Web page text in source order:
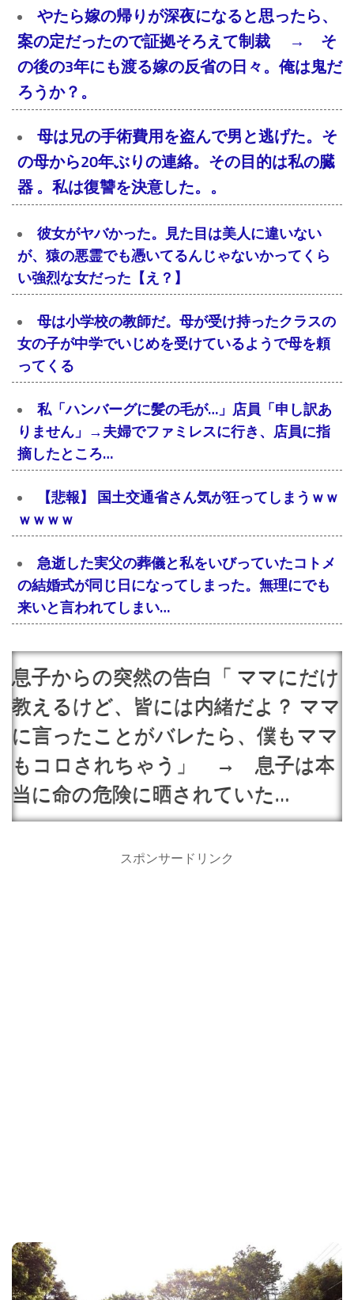
やたら嫁の帰りが深夜になると思ったら、
案の定だったので証拠そろえて制裁 → そ
の後の3年にも渡る嫁の反省の日々。俺は鬼だ
ろうか？。
母は兄の手術費用を盗んで男と逃げた。そ
の母から20年ぶりの連絡。その目的は私の臓
器 。私は復讐を決意した。。
彼女がヤバかった。見た目は美人に違いない
が、猿の悪霊でも憑いてるんじゃないかってくら
い強烈な女だった【え？】
母は小学校の教師だ。母が受け持ったクラスの
女の子が中学でいじめを受けているようで母を頼
ってくる
私「ハンバーグに髪の毛が…」店員「申し訳あ
りません」→夫婦でファミレスに行き、店員に指
摘したところ…
【悲報】 国土交通省さん気が狂ってしまうｗｗ
ｗｗｗｗ
急逝した実父の葬儀と私をいびっていたコトメ
の結婚式が同じ日になってしまった。無理にでも
来いと言われてしまい…
息子からの突然の告白「 ママにだけ
教えるけど、皆には内緒だよ？ ママ
に言ったことがバレたら、僕もママ
もコロされちゃう」 → 息子は本
当に命の危険に晒されていた…
スポンサードリンク